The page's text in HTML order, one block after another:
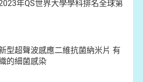
年QS世界大學學科排名全球第
型超聲波感應二維抗菌納米片 有
的細菌感染